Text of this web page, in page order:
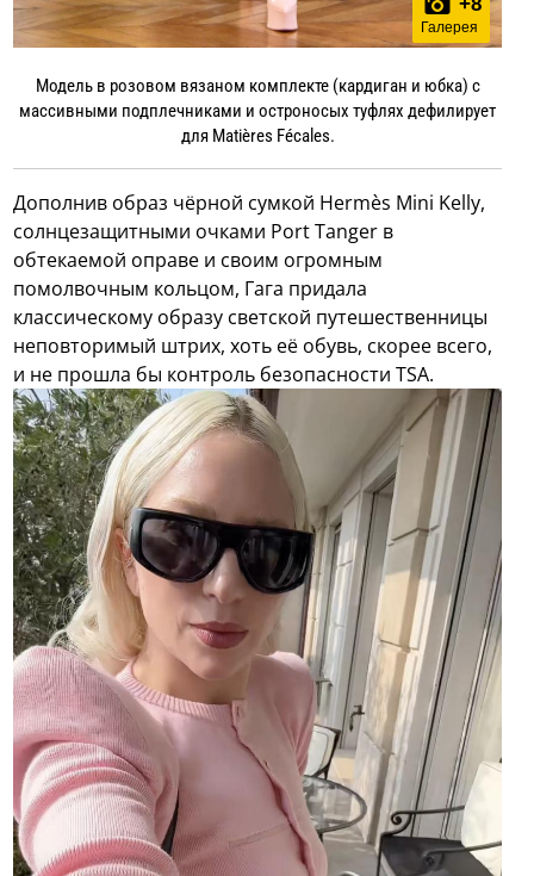
Галерея
Модель в розовом вязаном комплекте (кардиган и юбка) с
массивными подплечниками и остроносых туфлях дефилирует
для Matières Fécales.
Дополнив образ чёрной сумкой Hermès Mini Kelly,
солнцезащитными очками Port Tanger в
обтекаемой оправе и своим огромным
помолвочным кольцом, Гага придала
классическому образу светской путешественницы
неповторимый штрих, хоть её обувь, скорее всего,
и не прошла бы контроль безопасности TSA.